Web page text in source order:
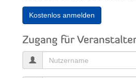
Kostenlos anmelden
Zugang für